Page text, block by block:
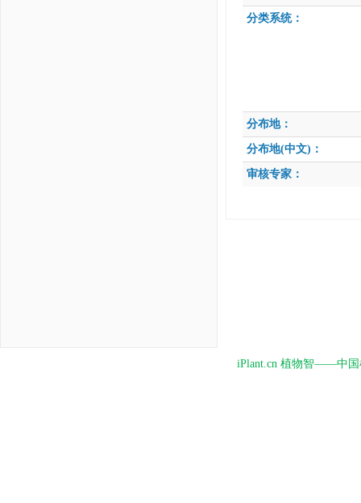
分类系统：
分布地：
分布地(中文)：
审核专家：
iPlant.cn 植物智——中国